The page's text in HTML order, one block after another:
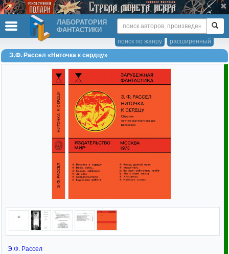
ЛАБОРАТОРИЯ
ФАНТАСТИКИ
расширенный
поиск по жанру
Э.Ф. Рассел «Ниточка к сердцу»
Э.Ф. Рассел